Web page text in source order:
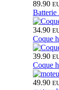
89.90
34.90
Coque
39.90
Coque
49.90